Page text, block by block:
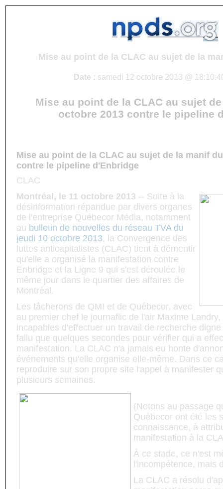
Mise au point de la CLAC au sujet de la
Date : samedi 12 octobre 2013 @
Mise au point de la CLAC au sujet
octobre 2013 contre le pipeline
Mise au point de la CLAC au sujet de la manif
contre le pipeline d'Enbridge
CLAC
Montréal, le 11 octobre 2013 -- Suite à la
désinformation répandue par divers organes
de l'entreprise Québecor Média, notamment
au bulletin de nouvelles du réseau TVA du
jeudi 10 octobre 2013, la Convergence des
luttes anticapitalistes (CLAC) tient à démentir
qu'elle a organisé la manifestation contre
Enbridge et la Ligne 9 qui s'est déroulée le
même jour dans le quartier des affaires de
Montréal.
Les tâcherons de QMI et de Québecor, avec
au premier chef le journaflic de l'air Maxime
incapables d'effectuer un travail de recherche
fallu que quelques secondes pour vérifier qui a
manifestation. La CLAC n'a jamais eu honte
événements qu'elle organise elle-même. Dans ce
reproduire sur son propre site l'appel à manifester
plusieurs semaines.
(Notons au passage
Québecor ont été les
connaissance, à
manifestation à la
À ce stade, ce n'est
l'incompétence, mais
La CLAC a résolu